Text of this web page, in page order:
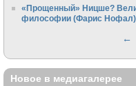
«Прощенный» Ницше?
философии (Фарис Нофал)
←
Новое в медиагалерее